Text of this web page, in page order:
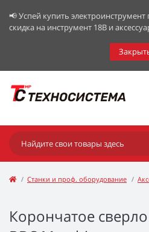
📢 Успей купить электроинструмент
скидка на инструмент 18В и
Станки и проф. оборудование
Корончатое